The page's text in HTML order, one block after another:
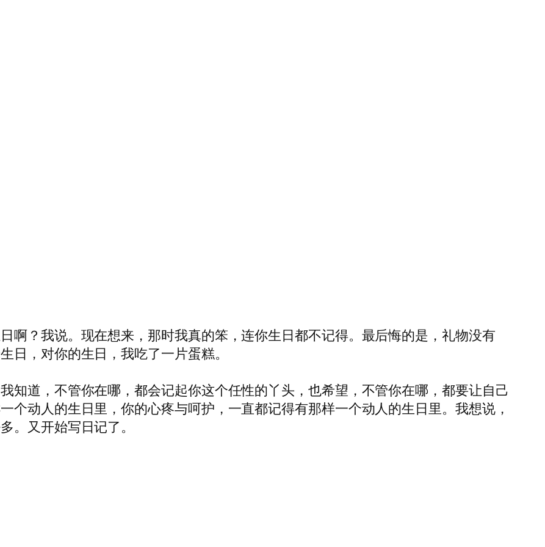
啊？我说。现在想来，那时我真的笨，连你生日都不记得。最后悔的是，礼物没有
日，对你的生日，我吃了一片蛋糕。
知道，不管你在哪，都会记起你这个任性的丫头，也希望，不管你在哪，都要让自己
个动人的生日里，你的心疼与呵护，一直都记得有那样一个动人的生日里。我想说，
。又开始写日记了。